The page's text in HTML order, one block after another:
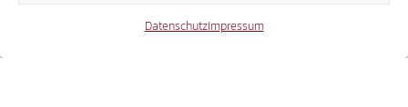
DatenschutzImpressum